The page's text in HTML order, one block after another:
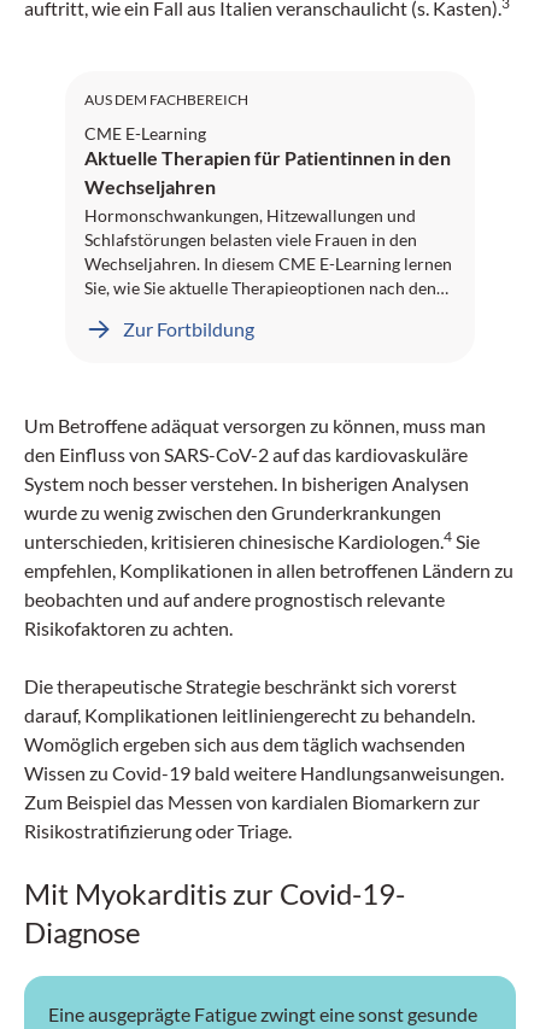
auftritt, wie ein Fall aus Italien veranschaulicht (s. Kasten).
AUS DEM FACHBEREICH
CME E-Learning
Aktuelle Therapien für Patientinnen in den
Wechseljahren
Hormonschwankungen, Hitzewallungen und
Schlafstörungen belasten viele Frauen in den
Wechseljahren. In diesem CME E-Learning lernen
Sie, wie Sie aktuelle Therapieoptionen nach den
können. Sie erhalten Einblicke in hormonelle und
vertrauensvolle Kommunikation. All das
aufbereitet in spannenden Inhalten von
Fachtexten bis hin zu einem Video-Interview.
Dieses Projekt wurde in Zusammenarbeit mit
Professor Dr. Petra Stute, Leitende Ärztin und Stv.
Chefärztin Gynäkologische Endokrinologie und
Reproduktionsmedizin, Universitätsklinik für
Frauenheilkunde, Inselspital Bern, erstellt.
Zur Fortbildung
Um Betroffene adäquat versorgen zu können, muss man
den Einfluss von SARS-CoV-2 auf das kardiovaskuläre
System noch besser verstehen. In bisherigen Analysen
wurde zu wenig zwischen den Grunderkrankungen
unterschieden, kritisieren chinesische Kardiologen. 4 Sie
empfehlen, Komplikationen in allen betroffenen Ländern zu
beobachten und auf andere prognostisch relevante
Risikofaktoren zu achten.
Die therapeutische Strategie beschränkt sich vorerst
darauf, Komplikationen leitliniengerecht zu behandeln.
Womöglich ergeben sich aus dem täglich wachsenden
Wissen zu Covid-19 bald weitere Handlungsanweisungen.
Zum Beispiel das Messen von kardialen Biomarkern zur
Risikostratifizierung oder Triage.
Mit Myokarditis zur Covid-19-
Diagnose
Eine ausgeprägte Fatigue zwingt eine sonst gesunde